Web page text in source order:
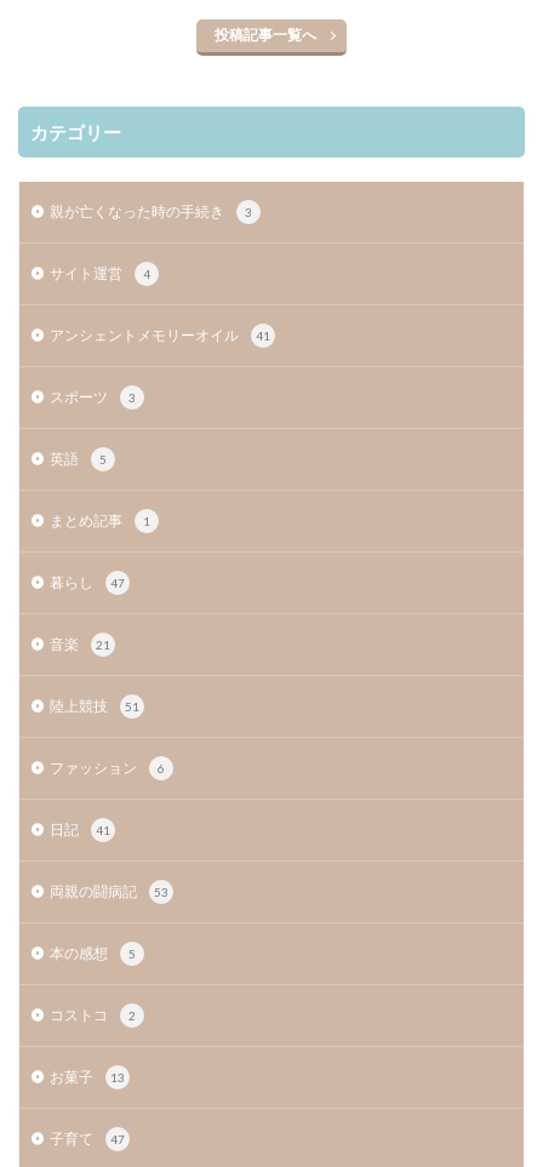
投稿記事一覧へ
カテゴリー
親が亡くなった時の手続き 3
サイト運営 4
アンシェントメモリーオイル 41
スポーツ 3
英語 5
まとめ記事 1
暮らし 47
音楽 21
陸上競技 51
ファッション 6
日記 41
両親の闘病記 53
本の感想 5
コストコ 2
お菓子 13
子育て 47